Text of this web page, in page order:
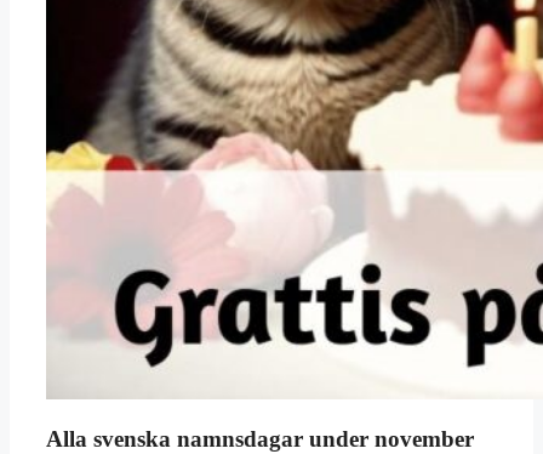
Alla svenska namnsdagar under november